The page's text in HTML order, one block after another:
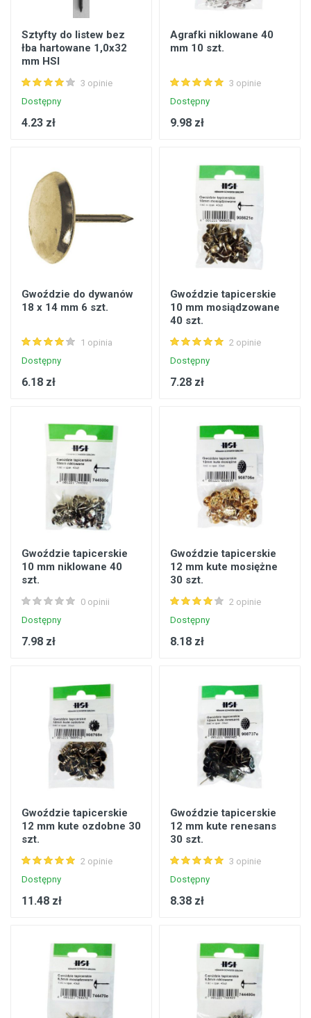
Sztyfty do listew bez
łba hartowane 1,0x32
mm HSI
3 opinie
Dostępny
4.23 zł
Agrafki niklowane 40
mm 10 szt.
3 opinie
Dostępny
9.98 zł
Gwoździe do dywanów
18 x 14 mm 6 szt.
1 opinia
Dostępny
6.18 zł
Gwoździe tapicerskie
10 mm mosiądzowane
40 szt.
2 opinie
Dostępny
7.28 zł
Gwoździe tapicerskie
10 mm niklowane 40
szt.
0 opinii
Dostępny
7.98 zł
Gwoździe tapicerskie
12 mm kute mosiężne
30 szt.
2 opinie
Dostępny
8.18 zł
Gwoździe tapicerskie
12 mm kute ozdobne 30
szt.
2 opinie
Dostępny
11.48 zł
Gwoździe tapicerskie
12 mm kute renesans
30 szt.
3 opinie
Dostępny
8.38 zł